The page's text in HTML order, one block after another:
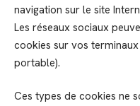
navigation sur le site
Les réseaux sociaux
cookies sur vos
portable).
Ces types de cookies ne